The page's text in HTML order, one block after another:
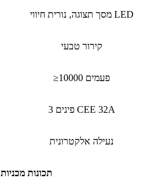
מסך תצוגה, נורית חיווי LED
קירור טבעי
≥10000 פעמים
3 פינים CEE 32A
נעילה אלקטרונית
תכונות מכניות